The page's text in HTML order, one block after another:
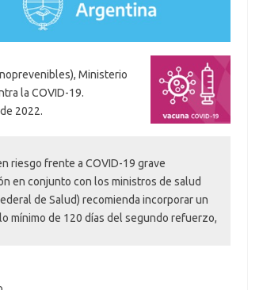
Ministerio
la COVID-19.
2022.
riesgo frente a COVID-19 grave
en conjunto con los ministros de salud
de Salud) recomienda incorporar un
mínimo de 120 días del segundo refuerzo,